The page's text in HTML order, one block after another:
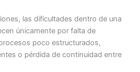
las dificultades dentro de una
únicamente por falta de
poco estructurados,
o pérdida de continuidad entre